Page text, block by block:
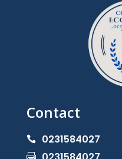
Contact
 0231584027
